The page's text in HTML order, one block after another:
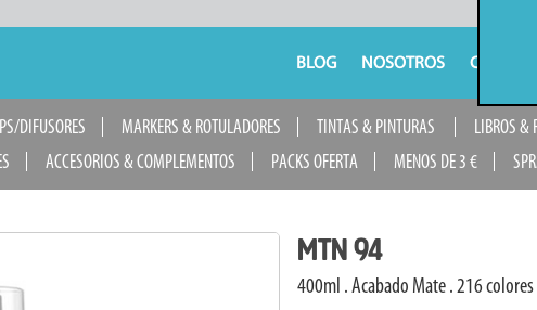
BLOG NOSOTROS
DIFUSORES MARKERS & ROTULADORES TINTAS & PINTURAS LIBROS &
ACCESORIOS & COMPLEMENTOS PACKS OFERTA MENOS DE 3 €
MTN 94
400ml . Acabado Mate . 216 colores